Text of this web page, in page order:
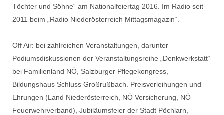
Töchter und Söhne“ am Nationalfeiertag 2016. Im Radio seit
2011 beim „Radio Niederösterreich Mittagsmagazin“.
Off Air: bei zahlreichen Veranstaltungen, darunter
Podiumsdiskussionen der Veranstaltungsreihe „Denkwerkstatt“
bei Familienland NÖ, Salzburger Pflegekongress,
Bildungshaus Schluss Großrußbach. Preisverleihungen und
Ehrungen (Land Niederösterreich, NÖ Versicherung, NÖ
Feuerwehrverband), Jubiläumsfeier der Stadt Pöchlarn,